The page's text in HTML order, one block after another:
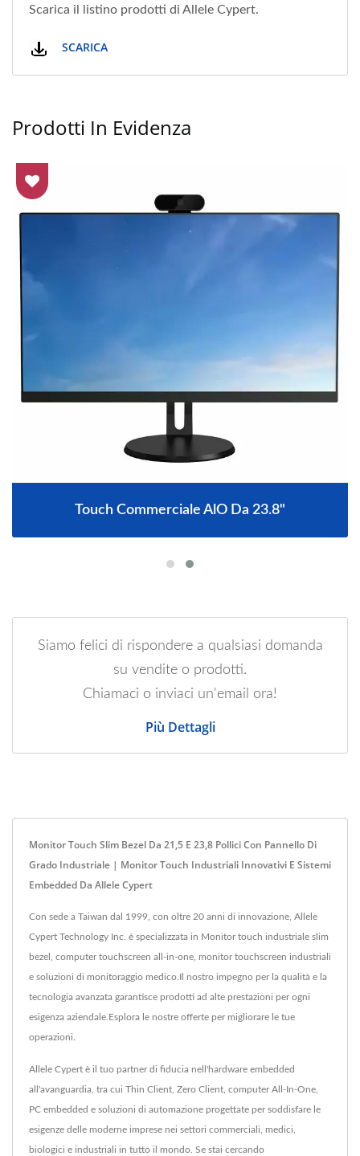
Scarica il listino prodotti di Allele Cypert.
SCARICA
Prodotti In Evidenza
Touch Commerciale AlO Da 23.8"
Siamo felici di rispondere a qualsiasi domanda
su vendite o prodotti.
Chiamaci o inviaci un'email ora!
Più Dettagli
Monitor Touch Slim Bezel Da 21,5 E 23,8 Pollici Con Pannello Di
Grado Industriale | Monitor Touch Industriali Innovativi E Sistemi
Embedded Da Allele Cypert
Con sede a Taiwan dal 1999, con oltre 20 anni di innovazione, Allele
Cypert Technology Inc. è specializzata in Monitor touch industriale slim
bezel, computer touchscreen all-in-one, monitor touchscreen industriali
e soluzioni di monitoraggio medico.Il nostro impegno per la qualità e la
tecnologia avanzata garantisce prodotti ad alte prestazioni per ogni
esigenza aziendale.Esplora le nostre offerte per migliorare le tue
operazioni.
Allele Cypert è il tuo partner di fiducia nell'hardware embedded
all'avanguardia, tra cui Thin Client, Zero Client, computer All-In-One,
PC embedded e soluzioni di automazione progettate per soddisfare le
esigenze delle moderne imprese nei settori commerciali, medici,
biologici e industriali in tutto il mondo. Se stai cercando